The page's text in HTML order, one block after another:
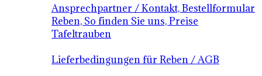
Ansprechpartner / Kontakt, Bestellformular
Reben, So finden Sie uns, Preise
Tafeltrauben
Lieferbedingungen für Reben / AGB